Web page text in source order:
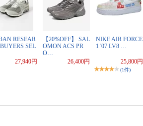
RESEAR
SEL
27,940円
【20%OFF】 SAL
OMON ACS PR
O…
26,400円
NIKE AIR FORCE
1 '07 LV8 …
25,800円
(1件)